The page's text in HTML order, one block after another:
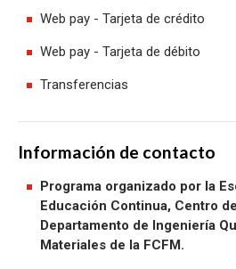
Web pay - Tarjeta de crédito
Web pay - Tarjeta de débito
Transferencias
Información de contacto
Programa organizado por la
Educación Continua, Centro
Departamento de Ingeniería
Materiales de la FCFM.